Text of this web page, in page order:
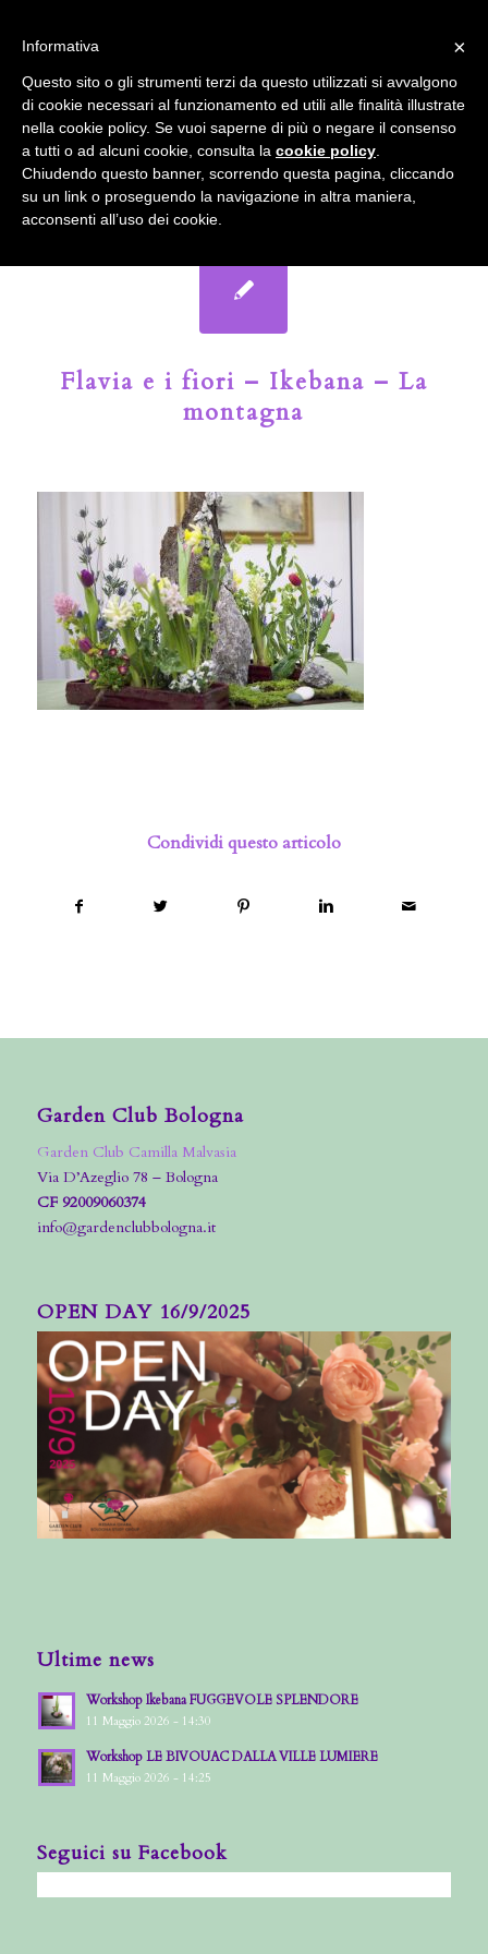
Il Blog del Garden Club di Bologna
Flavia e i fiori – Ikebana – La
montagna
Condividi questo articolo
Garden Club Bologna
Garden Club Camilla Malvasia
Via D’Azeglio 78 – Bologna
CF 92009060374
info@gardenclubbologna.it
OPEN DAY 16/9/2025
Ultime news
Workshop Ikebana FUGGEVOLE SPLENDORE
11 Maggio 2026 - 14:30
Workshop LE BIVOUAC DALLA VILLE LUMIERE
11 Maggio 2026 - 14:25
Seguici su Facebook
accetta l'uso dei cookies previsto nella pagina dedicata.
Fai clic per abilitare/disabilitare il tracciamento di
Google Analytics.
OK Privacy e cookie policy
×
Informativa
Questo sito o gli strumenti terzi da questo utilizzati si avvalgono
di cookie necessari al funzionamento ed utili alle finalità illustrate
nella cookie policy. Se vuoi saperne di più o negare il consenso
a tutti o ad alcuni cookie, consulta la cookie policy
Chiudendo questo banner, scorrendo questa pagina, cliccando
su un link o proseguendo la navigazione in altra maniera,
acconsenti all’uso dei cookie.